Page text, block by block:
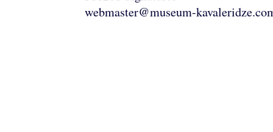
webmaster@museum-